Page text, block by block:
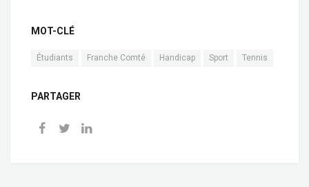
MOT-CLÉ
Étudiants Franche Comté Handicap Sport Tennis
PARTAGER